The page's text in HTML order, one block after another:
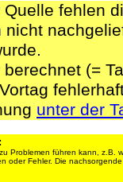
fehlen
(=
unter der
Problemen führen kann, z.B.
oder Fehler. Die